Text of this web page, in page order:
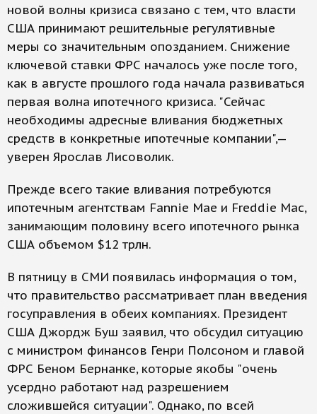
новой волны кризиса связано с тем, что власти
США принимают решительные регулятивные
меры со значительным опозданием. Снижение
ключевой ставки ФРС началось уже после того,
как в августе прошлого года начала развиваться
первая волна ипотечного кризиса. "Сейчас
необходимы адресные вливания бюджетных
средств в конкретные ипотечные компании",—
уверен Ярослав Лисоволик.
Прежде всего такие вливания потребуются
ипотечным агентствам Fannie Mae и Freddie Mac,
занимающим половину всего ипотечного рынка
США объемом $12 трлн.
В пятницу в СМИ появилась информация о том,
что правительство рассматривает план введения
госуправления в обеих компаниях. Президент
США Джордж Буш заявил, что обсудил ситуацию
с министром финансов Генри Полсоном и главой
ФРС Беном Бернанке, которые якобы "очень
усердно работают над разрешением
сложившейся ситуации". Однако, по всей